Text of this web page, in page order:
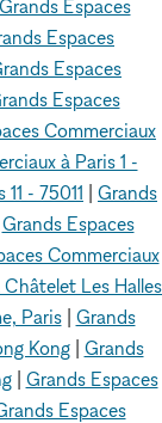
Grands Espaces
Espaces
Espaces
Espaces
Commerciaux
à Paris 1 -
- 75011 | Grands
Grands Espaces
Commerciaux
Les Halles
Paris| Grands
Kong| Grands
| Grands Espaces
Espaces